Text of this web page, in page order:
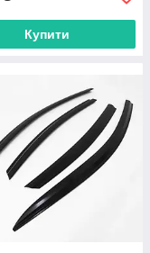
Купити